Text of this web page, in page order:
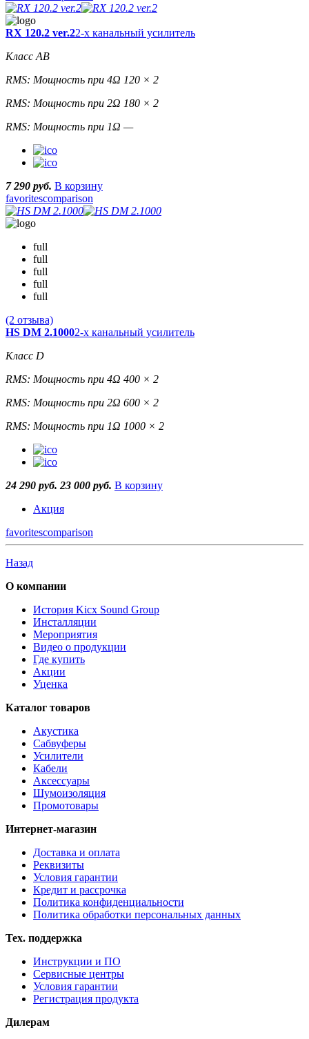
RX 120.2 ver.22-х канальный усилитель
Класс AB
RMS: Мощность при 4Ω 120 × 2
RMS: Мощность при 2Ω 180 × 2
RMS: Мощность при 1Ω —
7 290 руб. В корзину
favoritescomparison
full
full
full
full
full
(2 отзыва)
HS DM 2.10002-х канальный усилитель
Класс D
RMS: Мощность при 4Ω 400 × 2
RMS: Мощность при 2Ω 600 × 2
RMS: Мощность при 1Ω 1000 × 2
24 290 руб.23 000 руб. В корзину
Акция
favoritescomparison
Назад
О компании
История Kicx Sound Group
Инсталляции
Мероприятия
Видео о продукции
Где купить
Акции
Уценка
Каталог товаров
Акустика
Сабвуферы
Усилители
Кабели
Аксессуары
Шумоизоляция
Промотовары
Интернет-магазин
Доставка и оплата
Реквизиты
Условия гарантии
Кредит и рассрочка
Политика конфиденциальности
Политика обработки персональных данных
Тех. поддержка
Инструкции и ПО
Сервисные центры
Условия гарантии
Регистрация продукта
Дилерам